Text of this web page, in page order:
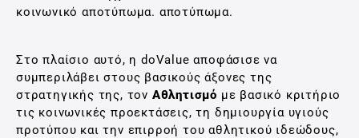
κοινωνικό αποτύπωμα. αποτύπωμα.
Στο πλαίσιο αυτό, η doValue αποφάσισε να
συμπεριλάβει στους βασικούς άξονες της
στρατηγικής της, τον Αθλητισμό με βασικό κριτήριο
τις κοινωνικές προεκτάσεις, τη δημιουργία υγιούς
προτύπου και την επιρροή του αθλητικού ιδεώδους,